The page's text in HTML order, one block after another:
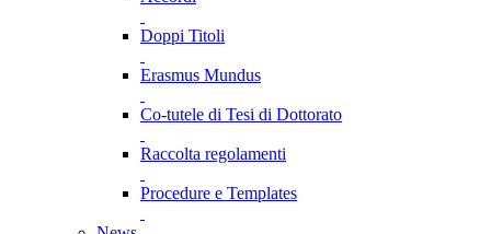
Doppi Titoli
Erasmus Mundus
Co-tutele di Tesi di Dottorato
Raccolta regolamenti
Procedure e Templates